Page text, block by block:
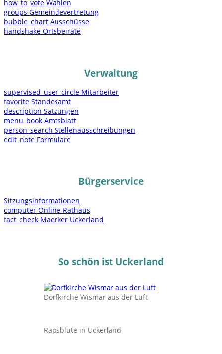
how_to_vote Wahlen
groups Gemeindevertretung
bubble_chart Ausschüsse
handshake Ortsbeiräte
Verwaltung
supervised_user_circle Mitarbeiter
favorite Standesamt
description Satzungen
menu_book Amtsblatt
person_search Stellenausschreibungen
edit_note Formulare
Bürgerservice
Sitzungsinformationen
computer Online-Rathaus
fact_check Maerker Uckerland
So schön ist Uckerland
Dorfkirche Wismar aus der Luft
Rapsblüte in Uckerland